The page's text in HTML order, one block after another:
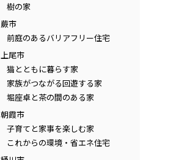
樹の家
蕨市
前庭のあるバリアフリー住宅
上尾市
猫とともに暮らす家
家族がつながる回遊する家
堀座卓と茶の間のある家
朝霞市
子育てと家事を楽しむ家
これからの環境・省エネ住宅